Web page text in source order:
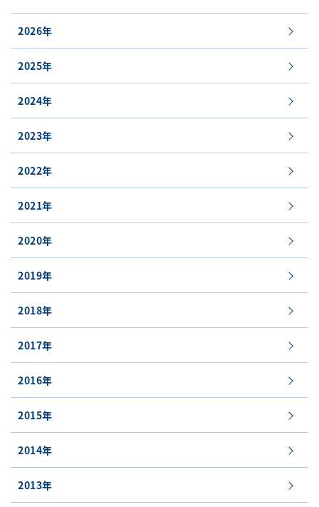
2026年
2025年
2024年
2023年
2022年
2021年
2020年
2019年
2018年
2017年
2016年
2015年
2014年
2013年